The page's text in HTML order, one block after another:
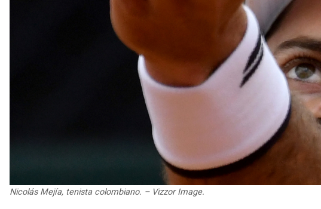
Nicolás Mejía, tenista colombiano. – Vizzor Image.